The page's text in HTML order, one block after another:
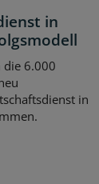
in
die 6.000
in